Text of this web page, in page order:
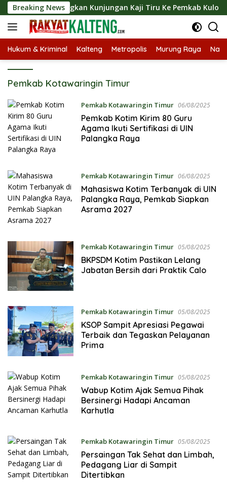
Langsung
ke
konten
Breaking News
Langsungkan Kunjungan Kaji Tiru Ke Pemkab Kulon Progo
Hukum & Kriminal Kalteng Metropolis Murung Raya
Pemkab Kotawaringin Timur
Pemkab Kotawaringin Timur 06/08/2025
Pemkab Kotim Kirim 80 Guru
Agama Ikuti Sertifikasi di UIN
Palangka Raya
Pemkab Kotawaringin Timur 06/08/2025
Mahasiswa Kotim Terbanyak di UIN
Palangka Raya, Pemkab Siapkan
Asrama 2027
Pemkab Kotawaringin Timur 05/08/2025
BKPSDM Kotim Pastikan Lelang
Jabatan Bersih dari Praktik Calo
Pemkab Kotawaringin Timur 05/08/2025
KSOP Sampit Apresiasi Pegawai
Terbaik dan Tegaskan Pelayanan
Prima
Pemkab Kotawaringin Timur 05/08/2025
Wabup Kotim Ajak Semua Pihak
Bersinergi Hadapi Ancaman
Karhutla
Pemkab Kotawaringin Timur 05/08/2025
Persaingan Tak Sehat dan Limbah,
Pedagang Liar di Sampit
Ditertibkan